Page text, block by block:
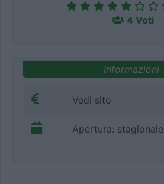
4 Voti
Informazioni
Vedi sito
Apertura: stagionale